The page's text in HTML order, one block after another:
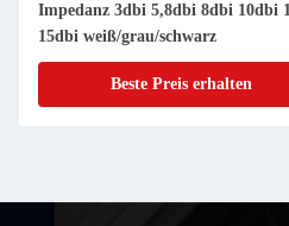
Impedanz 3dbi 5,8dbi 8dbi 10dbi
15dbi weiß/grau/schwarz
Beste Preis erhalten